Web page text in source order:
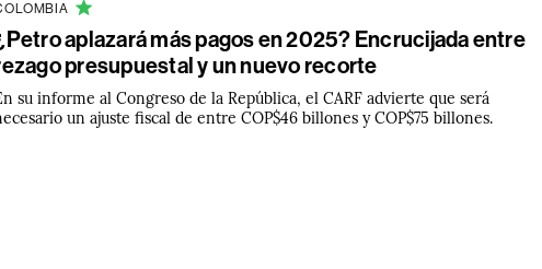
aplazará más pagos en 2025? Encrucijada entre
presupuestal y un nuevo recorte
su informe al Congreso de la República, el CARF advierte que será
un ajuste fiscal de entre COP$46 billones y COP$75 billones.